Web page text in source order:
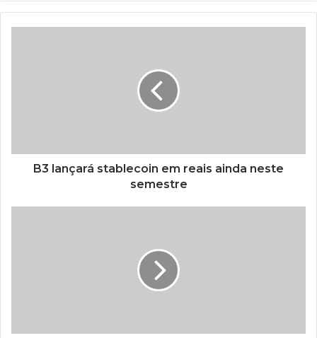
B3 lançará stablecoin em reais ainda neste
semestre